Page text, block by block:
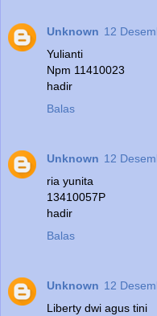
Unknown 12
Yulianti
Npm 11410023
hadir
Balas
Unknown 12
ria yunita
13410057P
hadir
Balas
Unknown 12
Liberty dwi agus tini